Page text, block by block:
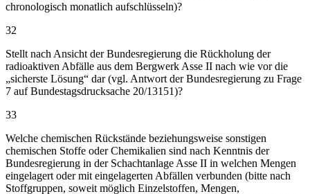
chronologisch monatlich aufschlüsseln)?
32
Stellt nach Ansicht der Bundesregierung die Rückholung der
radioaktiven Abfälle aus dem Bergwerk Asse II nach wie vor die
„sicherste Lösung“ dar (vgl. Antwort der Bundesregierung zu Frage
7 auf Bundestagsdrucksache 20/13151)?
33
Welche chemischen Rückstände beziehungsweise sonstigen
chemischen Stoffe oder Chemikalien sind nach Kenntnis der
Bundesregierung in der Schachtanlage Asse II in welchen Mengen
eingelagert oder mit eingelagerten Abfällen verbunden (bitte nach
Stoffgruppen, soweit möglich Einzelstoffen, Mengen,